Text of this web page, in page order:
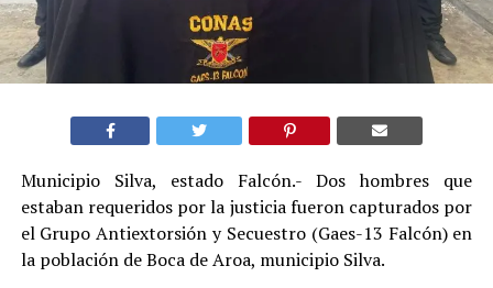
Municipio Silva, estado Falcón.- Dos hombres que
estaban requeridos por la justicia fueron capturados por
el Grupo Antiextorsión y Secuestro (Gaes-13 Falcón) en
la población de Boca de Aroa, municipio Silva.